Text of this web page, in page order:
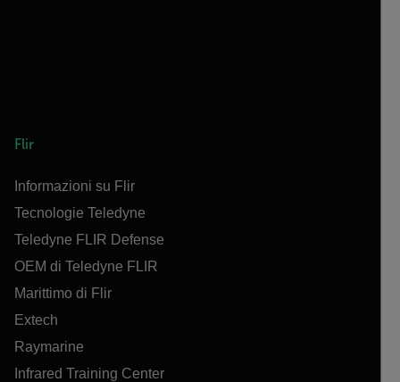
Flir
Informazioni su Flir
Tecnologie Teledyne
Teledyne FLIR Defense
OEM di Teledyne FLIR
Marittimo di Flir
Extech
Raymarine
Infrared Training Center